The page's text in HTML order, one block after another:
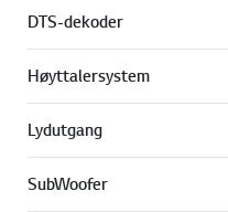
DTS-dekoder
Høyttalersystem
Lydutgang
SubWoofer